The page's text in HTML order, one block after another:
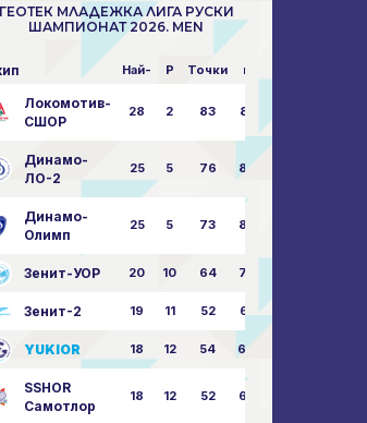
ГЕОТЕК МЛАДЕЖКА ЛИГА РУСКИ
ШАМПИОНАТ 2026. MEN
Най- P Точки пара
Локомотив-
СШОР
28 2 83 85:14
Динамо-
ЛО-2
25 5 76 82:30
Динамо-
Олимп
25 5 73 80:32
Зенит-УОР 20 10 64 74:43
Зенит-2 19 11 52 68:51
YUKIOR 18 12 54 64:46
SSHOR
Самотлор
18 12 52 64:50